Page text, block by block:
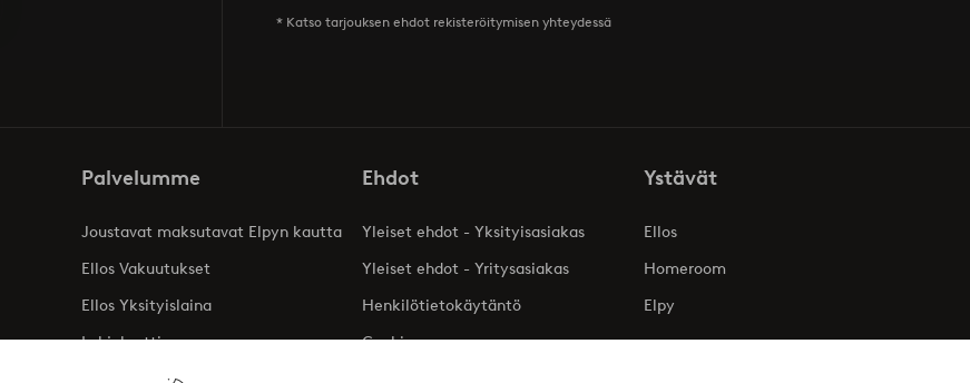
* Katso tarjouksen ehdot rekisteröitymisen yhteydessä
Palvelumme
Joustavat maksutavat Elpyn kautta
Ellos Vakuutukset
Ellos Yksityislaina
Lahjakortti
Ehdot
Yleiset ehdot - Yksityisasiakas
Yleiset ehdot - Yritysasiakas
Henkilötietokäytäntö
Cookies
Ystävät
Ellos
Homeroom
Elpy